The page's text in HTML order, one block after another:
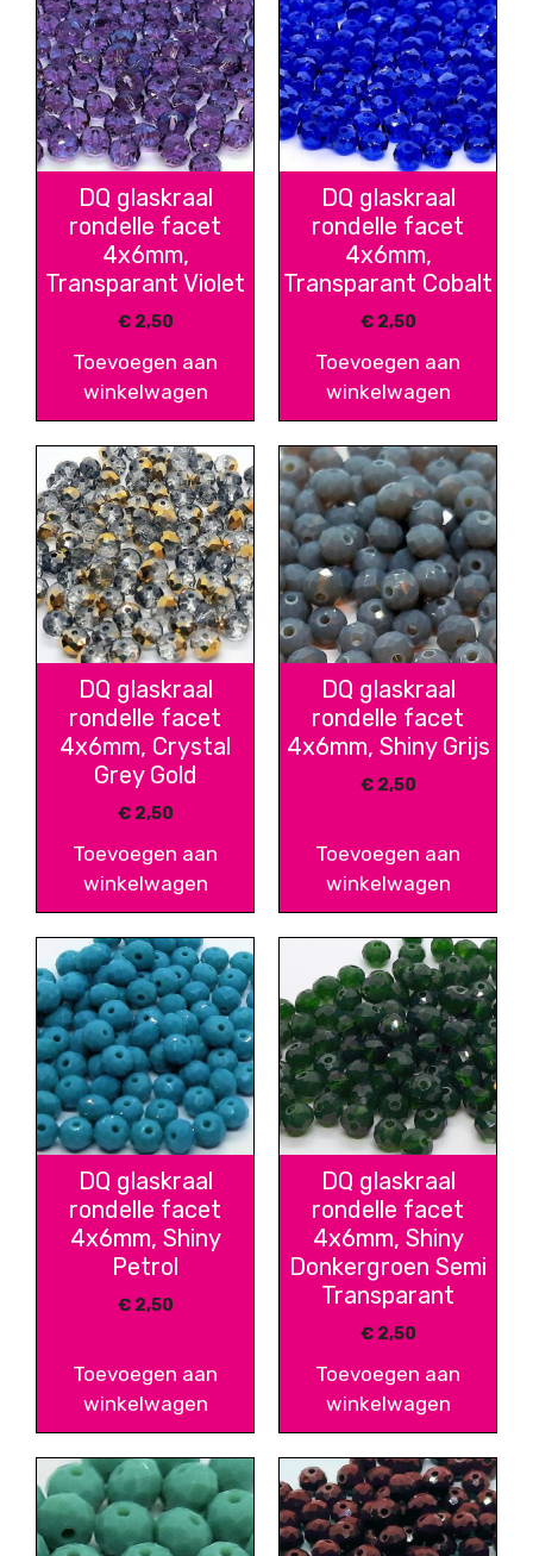
DQ glaskraal
rondelle facet
4x6mm,
Transparant Violet
€2,50
Toevoegen aan
winkelwagen
DQ glaskraal
rondelle facet
4x6mm,
Transparant Cobalt
€2,50
Toevoegen aan
winkelwagen
DQ glaskraal
rondelle facet
4x6mm, Crystal
Grey Gold
€2,50
Toevoegen aan
winkelwagen
DQ glaskraal
rondelle facet
4x6mm, Shiny Grijs
€2,50
Toevoegen aan
winkelwagen
DQ glaskraal
rondelle facet
4x6mm, Shiny
Petrol
€2,50
Toevoegen aan
winkelwagen
DQ glaskraal
rondelle facet
4x6mm, Shiny
Donkergroen Semi
Transparant
€2,50
Toevoegen aan
winkelwagen